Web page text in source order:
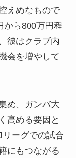
えめなもので
から800万円程
彼はクラブ内
会を増やして
め、ガンバ大
高める要因と
ーグでの試合
にもつながる